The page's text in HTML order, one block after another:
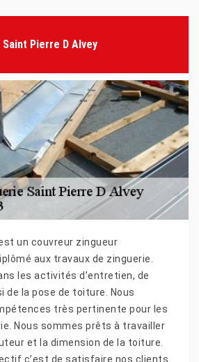
Pierre D Alvey
un couvreur zingueur
aux travaux de zinguerie.
les activités d’entretien, de
de la pose de toiture. Nous
très pertinente pour les
Nous sommes prêts à travailler
et la dimension de la toiture.
c’est de satisfaire nos clients